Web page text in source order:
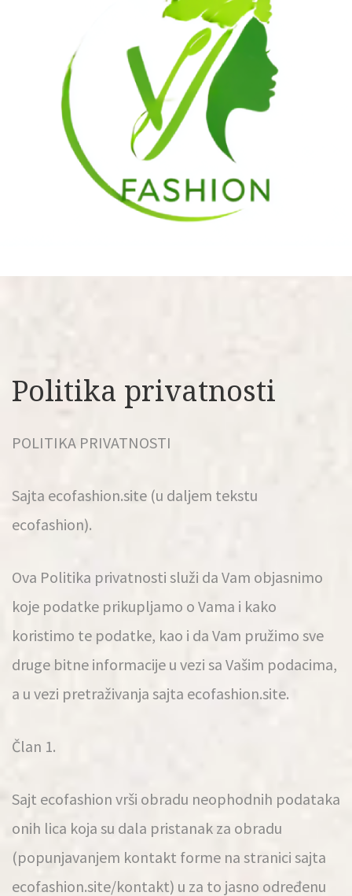
Politika privatnosti
POLITIKA PRIVATNOSTI
Sajta ecofashion.site (u daljem tekstu
ecofashion).
Ova Politika privatnosti služi da Vam objasnimo
koje podatke prikupljamo o Vama i kako
koristimo te podatke, kao i da Vam pružimo sve
druge bitne informacije u vezi sa Vašim podacima,
a u vezi pretraživanja sajta ecofashion.site.
Član 1.
Sajt ecofashion vrši obradu neophodnih podataka
onih lica koja su dala pristanak za obradu
(popunjavanjem kontakt forme na stranici sajta
ecofashion.site/kontakt) u za to jasno određenu